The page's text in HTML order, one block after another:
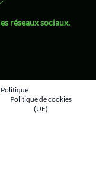
réseaux sociaux.
Politique de cookies
(UE)